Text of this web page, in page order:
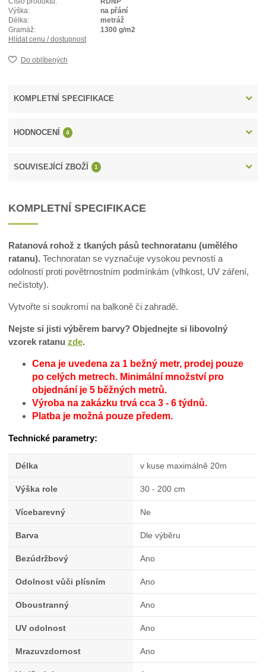
Výška:
na přání
Délka:
metráž
Gramáž:
1300 g/m2
Hlídat cenu / dostupnost
Do oblíbených
KOMPLETNÍ SPECIFIKACE
HODNOCENÍ 4
SOUVISEJÍCÍ ZBOŽÍ 1
KOMPLETNÍ SPECIFIKACE
Ratanová rohož z tkaných pásů technoratanu (umělého
ratanu). Technoratan se vyznačuje vysokou pevností a
odolností proti povětrnostním podmínkám (vlhkost, UV záření,
nečistoty).
Vytvořte si soukromí na balkoně či zahradě.
Nejste si jisti výběrem barvy? Objednejte si libovolný
vzorek ratanuzde.
Cena je uvedena za 1 bežný metr, prodej pouze
po celých metrech. Minimální množství pro
objednání je 5 běžných metrů.
Výroba na zakázku trvá cca 3 - 6 týdnů.
Platba je možná pouze předem.
Technické parametry:
Délka v kuse maximálně 20m
Výška role 30 - 200 cm
Vícebarevný Ne
Barva Dle výběru
Bezúdržbový Ano
Odolnost vůči plísním Ano
Oboustranný Ano
UV odolnost Ano
Mrazuvzdornost Ano